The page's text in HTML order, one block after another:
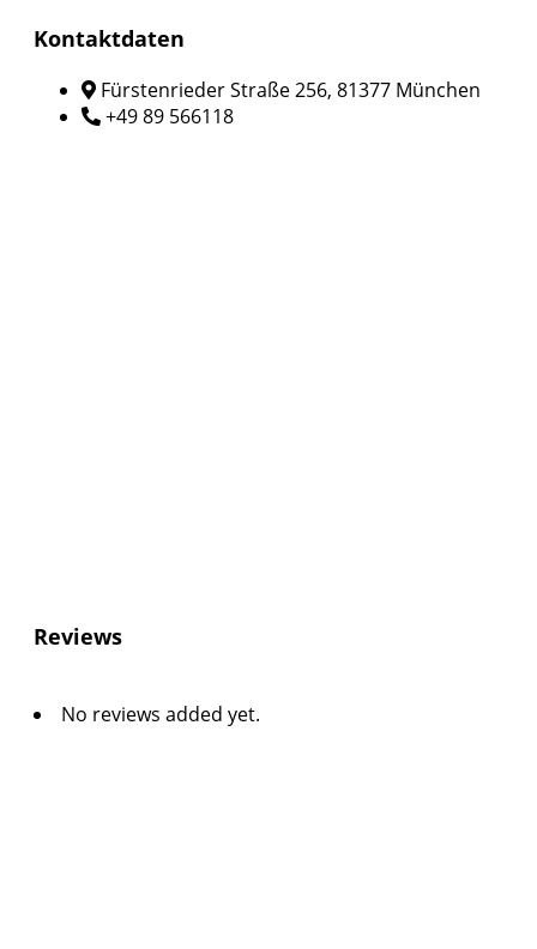
Kontaktdaten
Fürstenrieder Straße 256, 81377 München
+49 89 566118
Reviews
No reviews added yet.